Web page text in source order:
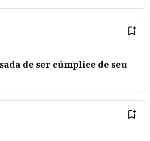
de ser cúmplice de seu